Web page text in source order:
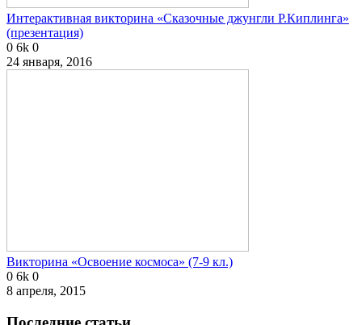
Интерактивная викторина «Сказочные джунгли Р.Киплинга»
(презентация)
0 6k 0
24 января, 2016
Викторина «Освоение космоса» (7-9 кл.)
0 6k 0
8 апреля, 2015